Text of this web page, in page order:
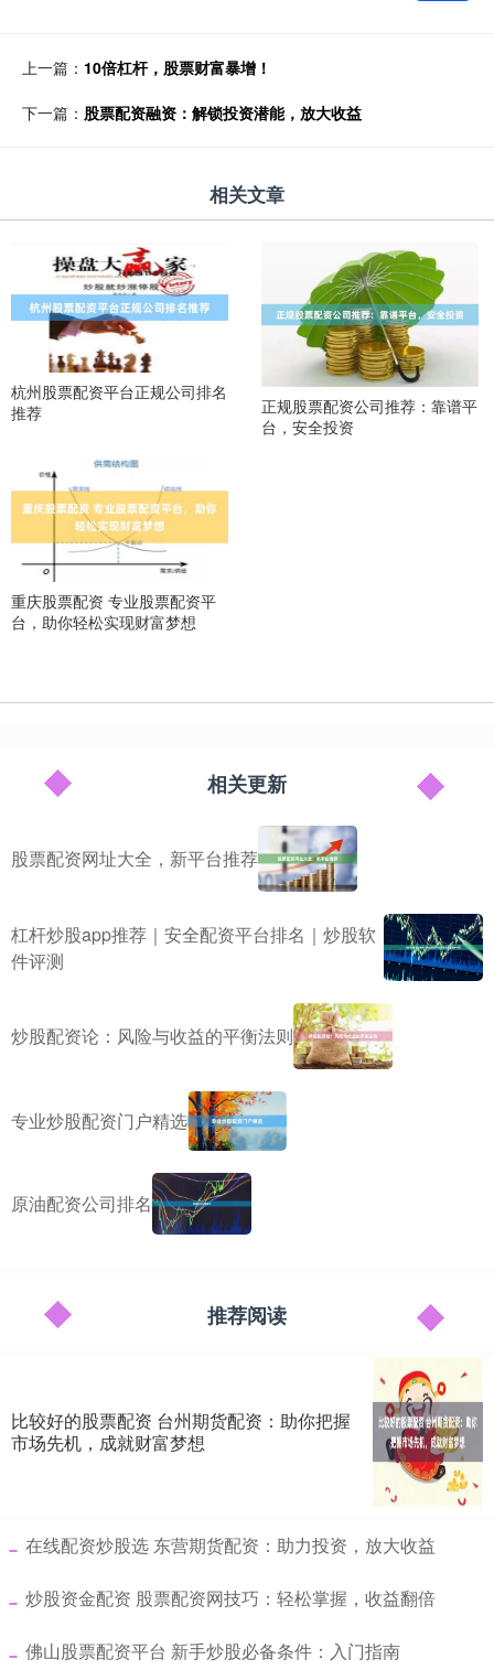
上一篇： 10倍杠杆，股票财富暴增！
下一篇： 股票配资融资：解锁投资潜能，放大收益
相关文章
杭州股票配资平台正规公司排名
推荐
正规股票配资公司推荐：靠谱平
台，安全投资
重庆股票配资 专业股票配资平
台，助你轻松实现财富梦想
相关更新
股票配资网址大全，新平台推荐
杠杆炒股app推荐｜安全配资平台排名｜炒股软
件评测
炒股配资论：风险与收益的平衡法则
专业炒股配资门户精选
原油配资公司排名
推荐阅读
比较好的股票配资 台州期货配资：助你把握
市场先机，成就财富梦想
​在线配资炒股选 东营期货配资：助力投资，放大收益
​炒股资金配资 股票配资网技巧：轻松掌握，收益翻倍
​佛山股票配资平台 新手炒股必备条件：入门指南